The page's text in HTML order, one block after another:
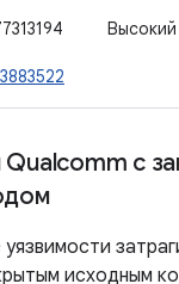
Высокий
с
исходным